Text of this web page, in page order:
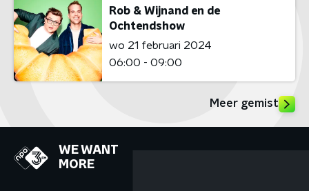
Rob & Wijnand en de
Ochtendshow
wo 21 februari 2024
06:00 - 09:00
Meer gemist
WE WANT
MORE